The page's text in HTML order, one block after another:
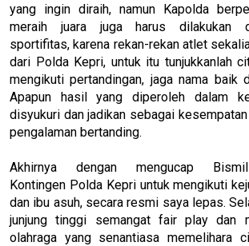
yang ingin diraih, namun Kapolda
meraih juara juga harus dilakukan
sportifitas, karena rekan-rekan atlet
dari Polda Kepri, untuk itu tunjukkanlah
mengikuti pertandingan, jaga nama baik
Apapun hasil yang diperoleh dalam
disyukuri dan jadikan sebagai
pengalaman bertanding.
Akhirnya dengan mengucap
Kontingen Polda Kepri untuk mengikuti
dan ibu asuh, secara resmi saya lepas.
junjung tinggi semangat fair play dan
olahraga yang senantiasa memelihara